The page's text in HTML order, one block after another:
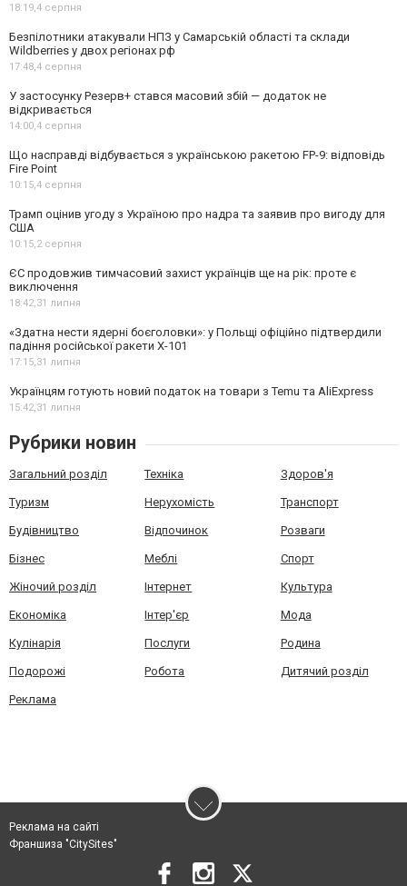
18:19,4 серпня
Безпілотники атакували НПЗ у Самарській області та склади
Wildberries у двох регіонах рф
17:48,4 серпня
У застосунку Резерв+ стався масовий збій — додаток не
відкривається
14:00,4 серпня
Що насправді відбувається з українською ракетою FP-9: відповідь
Fire Point
10:15,4 серпня
Трамп оцінив угоду з Україною про надра та заявив про вигоду для
США
10:15,2 серпня
ЄС продовжив тимчасовий захист українців ще на рік: проте є
виключення
18:42,31 липня
«Здатна нести ядерні боєголовки»: у Польщі офіційно підтвердили
падіння російської ракети Х-101
17:15,31 липня
Українцям готують новий податок на товари з Temu та AliExpress
15:42,31 липня
Рубрики новин
Загальний розділ Техніка Здоров'я
Туризм Нерухомість Транспорт
Будівництво Відпочинок Розваги
Бізнес Меблі Спорт
Жіночий розділ Інтернет Культура
Економіка Інтер'єр Мода
Кулінарія Послуги Родина
Подорожі Робота Дитячий розділ
Реклама
Реклама на сайті
Франшиза "CitySites"